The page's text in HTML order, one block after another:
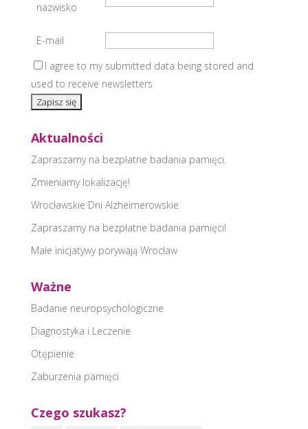
nazwisko
E-mail
I agree to my submitted data being stored and
used to receive newsletters
Aktualności
Zapraszamy na bezpłatne badania pamięci.
Zmieniamy lokalizację!
Wrocławskie Dni Alzheimerowskie
Zapraszamy na bezpłatne badania pamięci!
Małe inicjatywy porywają Wrocław
Ważne
Badanie neuropsychologiczne
Diagnostyka i Leczenie
Otępienie
Zaburzenia pamięci
Czego szukasz?